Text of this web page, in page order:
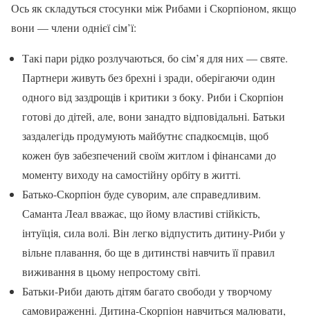
Ось як складуться стосунки між Рибами і Скорпіоном, якщо
вони — члени однієї сім’ї:
Такі пари рідко розлучаються, бо сім’я для них — святе.
Партнери живуть без брехні і зради, оберігаючи один
одного від заздрощів і критики з боку. Риби і Скорпіон
готові до дітей, але, вони занадто відповідальні. Батьки
заздалегідь продумують майбутнє спадкоємців, щоб
кожен був забезпечений своїм житлом і фінансами до
моменту виходу на самостійну орбіту в житті.
Батько-Скорпіон буде суворим, але справедливим.
Саманта Леал вважає, що йому властиві стійкість,
інтуїція, сила волі. Він легко відпустить дитину-Риби у
вільне плавання, бо ще в дитинстві навчить її правил
виживання в цьому непростому світі.
Батьки-Риби дають дітям багато свободи у творчому
самовираженні. Дитина-Скорпіон навчиться малювати,